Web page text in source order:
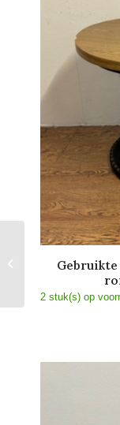
2 stuk(s) op
(120x70cm) –